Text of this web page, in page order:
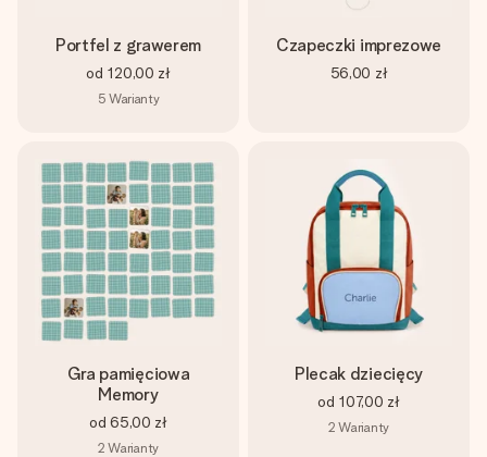
Portfel z grawerem
od 120,00 zł
5 Warianty
Czapeczki imprezowe
56,00 zł
Gra pamięciowa
Memory
od 65,00 zł
2 Warianty
Plecak dziecięcy
od 107,00 zł
2 Warianty